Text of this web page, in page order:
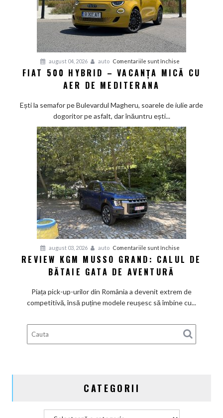
maniere
pe
august 04, 2026 auto Comentariile sunt închise
Fiat
–
mică
cu
aer
de
Mediterana
FIAT 500 HYBRID – VACANȚA MICĂ CU
AER DE MEDITERANA
Ești la semafor pe Bulevardul Magheru, soarele de iulie arde
dogoritor pe asfalt, dar înăuntru ești...
august 03, 2026 auto Comentariile sunt închise
Review
Grand:
Calul
bătaie
gata
de
REVIEW KGM MUSSO GRAND: CALUL DE
BĂTAIE GATA DE AVENTURĂ
Piața pick-up-urilor din România a devenit extrem de
competitivă, însă puține modele reușesc să îmbine cu...
CATEGORII